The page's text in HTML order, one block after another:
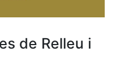
de Relleu i